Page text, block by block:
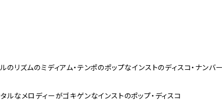
のリズムのミディアム・テンポのポップなインストのディスコ・ナンバー
ルなメロディーがゴキゲンなインストのポップ・ディスコ